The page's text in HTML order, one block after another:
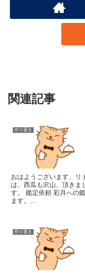
関連記事
作り置き
おはようございます、リ
は、西瓜も沢山、頂きま
す。 鑑定依頼 彩月への
ます。...
作り置き